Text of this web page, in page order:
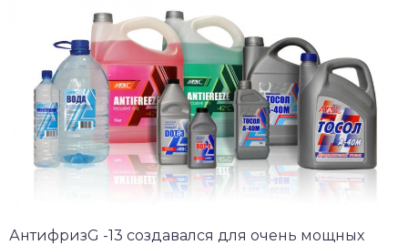
АнтифризG -13 создавался для очень мощных